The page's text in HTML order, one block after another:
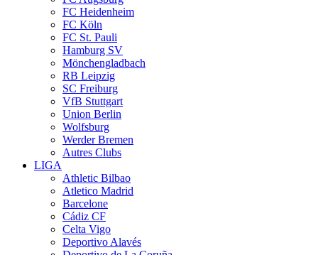
FC Heidenheim
FC Köln
FC St. Pauli
Hamburg SV
Mönchengladbach
RB Leipzig
SC Freiburg
VfB Stuttgart
Union Berlin
Wolfsburg
Werder Bremen
Autres Clubs
LIGA
Athletic Bilbao
Atletico Madrid
Barcelone
Cádiz CF
Celta Vigo
Deportivo Alavés